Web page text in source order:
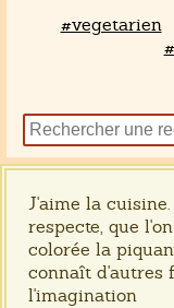
#vegetarien
J'aime la
respecte, que
colorée la
connaît d'autres
l'imagination